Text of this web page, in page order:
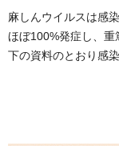
麻しんウイルスは感
ほぼ100%発症し、
下の資料のとおり感